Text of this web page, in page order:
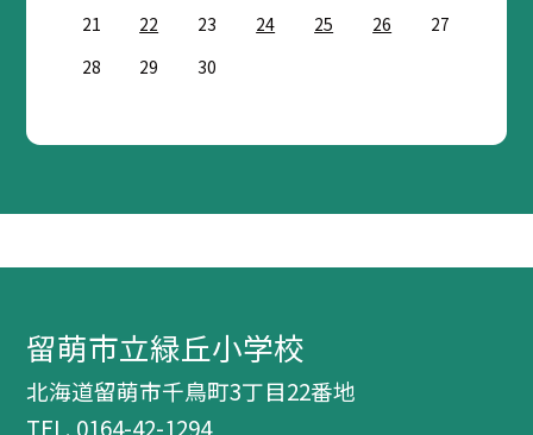
21
22 23 24 25 26
27
28
29 30
留萌市立緑丘小学校
北海道留萌市千鳥町3丁目22番地
TEL. 0164-42-1294